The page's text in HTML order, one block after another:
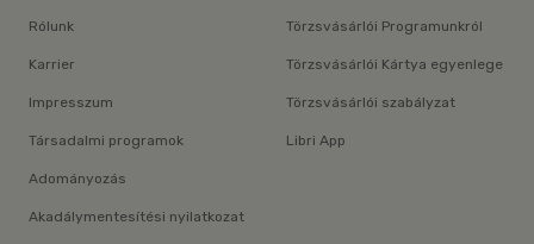
Rólunk
Karrier
Impresszum
Társadalmi programok
Adományozás
Akadálymentesítési nyilatkozat
Törzsvásárlói Programunkról
Törzsvásárlói Kártya egyenlege
Törzsvásárlói szabályzat
Libri App